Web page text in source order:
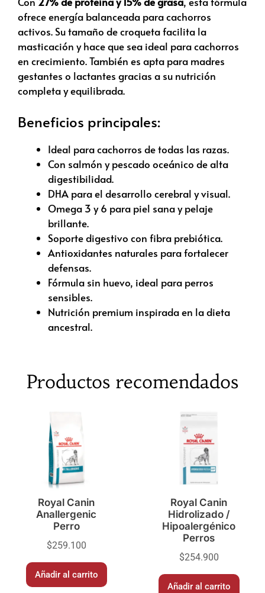
ofrece energía balanceada para cachorros
activos. Su tamaño de croqueta facilita la
masticación y hace que sea ideal para cachorros
en crecimiento. También es apta para madres
gestantes o lactantes gracias a su nutrición
completa y equilibrada.
Beneficios principales:
Ideal para cachorros de todas las razas.
Con salmón y pescado oceánico de alta
digestibilidad.
DHA para el desarrollo cerebral y visual.
Omega 3 y 6 para piel sana y pelaje
brillante.
Soporte digestivo con fibra prebiótica.
Antioxidantes naturales para fortalecer
defensas.
Fórmula sin huevo, ideal para perros
sensibles.
Nutrición premium inspirada en la dieta
ancestral.
Productos recomendados
Royal Canin
Anallergenic
Perro
$259.100
Añadir al carrito
Royal Canin
Hidrolizado /
Hipoalergénico
Perros
$254.900
Añadir al carrito